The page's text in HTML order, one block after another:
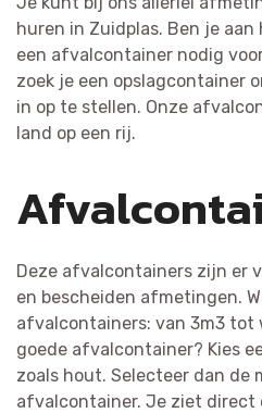
huren in Zuidplas. Ben je
een afvalcontainer nodig
zoek je een opslagcontainer
in op te stellen. Onze
land op een rij.
Deze afvalcontainers zijn er
en bescheiden afmetingen.
afvalcontainers: van 3m3 tot
goede afvalcontainer? Kies
zoals hout. Selecteer dan de
afvalcontainer. Je ziet